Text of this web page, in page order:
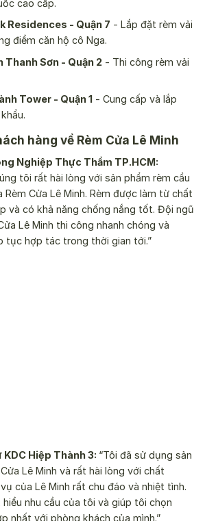
cao cấp.
Residences - Quận 7 - Lắp đặt rèm vải
điểm căn hộ cô Nga.
Thanh Sơn - Quận 2 - Thi công rèm vải
Tower - Quận 1 - Cung cấp và lắp
hàng về Rèm Cửa Lê Minh
Nghiệp Thực Thẩm TP.HCM:
tôi rất hài lòng với sản phẩm rèm cầu
Cửa Lê Minh. Rèm được làm từ chất
và có khả năng chống nắng tốt. Đội ngũ
Lê Minh thi công nhanh chóng và
tục hợp tác trong thời gian tới.”
Hiệp Thành 3: “Tôi đã sử dụng sản
Lê Minh và rất hài lòng với chất
của Lê Minh rất chu đáo và nhiệt tình.
nhu cầu của tôi và giúp tôi chọn
nhất với phòng khách của mình.”